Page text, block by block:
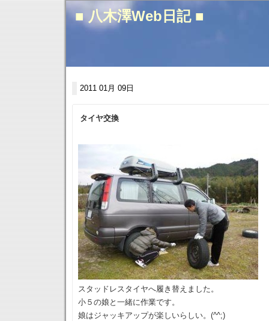
■ 八木澤Web日記 ■
2011 01月 09日
タイヤ交換
スタッドレスタイヤへ履き替えました。
小５の娘と一緒に作業です。
娘はジャッキアップが楽しいらしい。(^^;)